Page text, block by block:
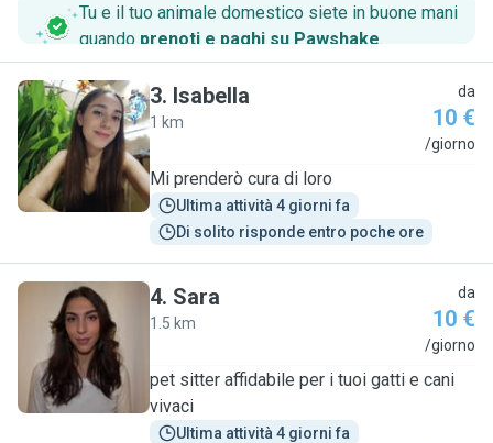
Tu e il tuo animale domestico siete in buone mani
quando prenoti e paghi su Pawshake.
I
3. Isabella
1 km
da
10 €
/giorno
Mi prenderò cura di loro
Ultima attività 4 giorni fa
Di solito risponde entro poche ore
S
4. Sara
1.5 km
da
10 €
/giorno
pet sitter affidabile per i tuoi gatti e cani
vivaci
Ultima attività 4 giorni fa